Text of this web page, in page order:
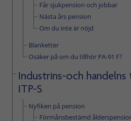
Får sjukpension och jobbar
Nästa års pension
Om du inte är nöjd
Blanketter
Osäker på om du tillhör PA-91 F?
Industrins-och handelns
ITP-S
Nyfiken på pension
Förmånsbestämd